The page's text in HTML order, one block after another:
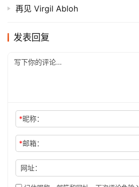
再见 Virgil Abloh
发表回复
*昵称：
*邮箱：
网址：